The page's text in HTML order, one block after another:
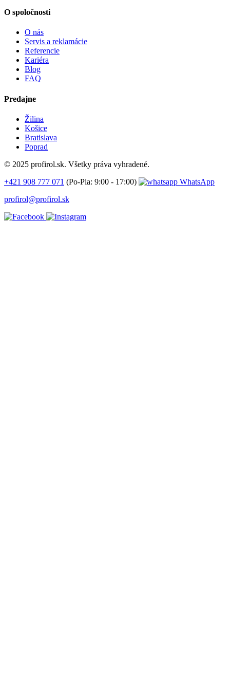
O spoločnosti
O nás
Servis a reklamácie
Referencie
Kariéra
Blog
FAQ
Predajne
Žilina
Košice
Bratislava
Poprad
© 2025 profirol.sk. Všetky práva vyhradené.
+421 908 777 071 (Po-Pia: 9:00 - 17:00)
WhatsApp
profirol@profirol.sk